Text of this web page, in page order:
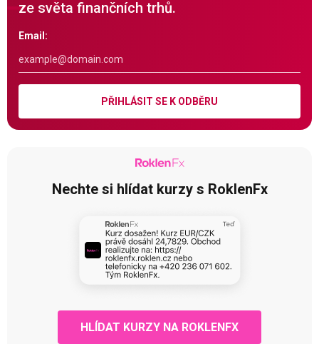
ze světa finančních trhů.
Email:
PŘIHLÁSIT SE K ODBĚRU
Nechte si hlídat kurzy s RoklenFx
HLÍDAT KURZY NA ROKLENFX